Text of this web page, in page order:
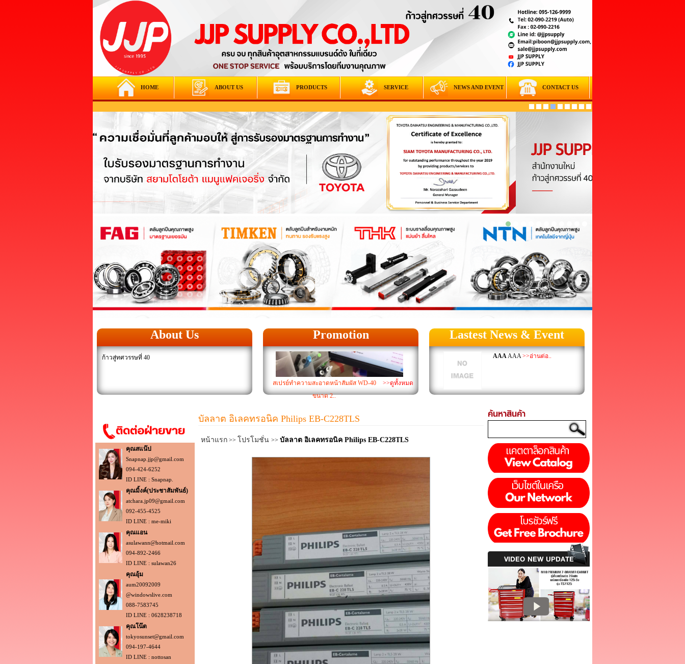
HOME ABOUT US PRODUCTS SERVICE NEWS AND EVENT CONTACT US
About Us
ก้าวสู่ทศวรรษที่ 40
Promotion
สเปรย์ทำความสะอาดหน้าสัมผัส WD-40
ขนาด 2..
>>ดูทั้งหมด
Lastest News & Event
AAAAAA>>อ่านต่อ..
คุณสแน๊ป
Snapnap.jjp@gmail.com
094-424-6252
ID LINE : Snapnap.
คุณมิ้งค์(ประชาสัมพันธ์)
atchara.jp09@gmail.com
092-455-4525
ID LINE : me-miki
คุณแอน
asulawann@hotmail.com
094-892-2466
ID LINE : sulawan26
คุณอุ้ม
aum20092009
@windowslive.com
088-7583745
ID LINE : 0628238718
คุณโน๊ต
tokyosunset@gmail.com
094-197-4644
ID LINE : nottosan
บัลลาต อิเลคทรอนิค Philips EB-C228TLS
หน้าแรก >> โปรโมชั่น >> บัลลาต อิเลคทรอนิค Philips EB-C228TLS
ค้นหาสินค้า
VIDEO NEW UPDATE